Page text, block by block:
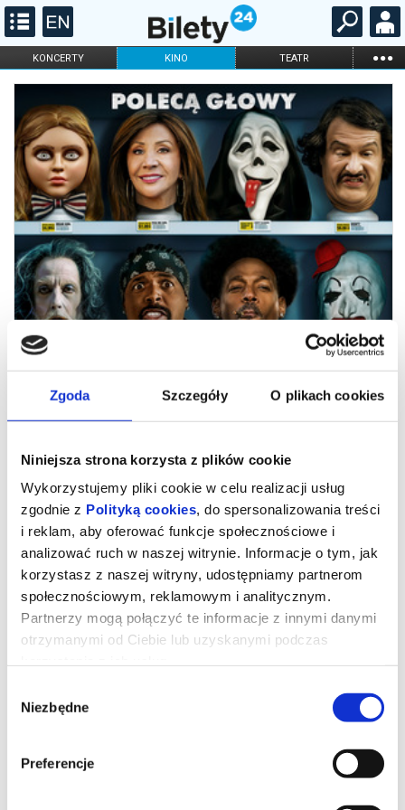
Zgoda Szczegóły O plikach cookies
Niniejsza strona korzysta z plików cookie
Wykorzystujemy pliki cookie w celu realizacji usług
zgodnie z Polityką cookies, do spersonalizowania treści
i reklam, aby oferować funkcje społecznościowe i
analizować ruch w naszej witrynie. Informacje o tym, jak
korzystasz z naszej witryny, udostępniamy partnerom
społecznościowym, reklamowym i analitycznym.
Partnerzy mogą połączyć te informacje z innymi danymi
otrzymanymi od Ciebie lub uzyskanymi podczas
zgody
Niezbędne
Preferencje
KONCERTY KINO TEATR ...
FILHARMONIA OPERA I BALET
STAND-UP
DLA DZIECI
ONLINE KARNETY
zamaskowanym zabójcą przypominającym Ghostface’a,
legendarna czwórka ponownie staje się celem tajemniczego
mordercy. Cindy, Brenda, Ray i Shorty muszą jeszcze raz połączyć